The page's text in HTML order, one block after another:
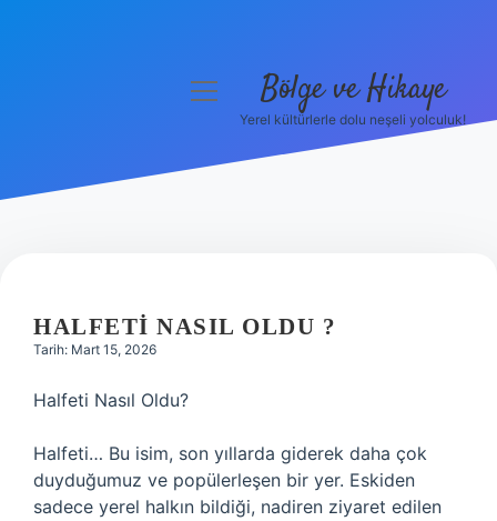
Hakkımızda
menüyü
Bölge ve Hikaye
Yerel kültürlerle dolu neşeli yolculuk!
HALFETI NASIL OLDU ?
Tarih: Mart 15, 2026
Halfeti Nasıl Oldu?
Halfeti… Bu isim, son yıllarda giderek daha çok
duyduğumuz ve popülerleşen bir yer. Eskiden
sadece yerel halkın bildiği, nadiren ziyaret edilen